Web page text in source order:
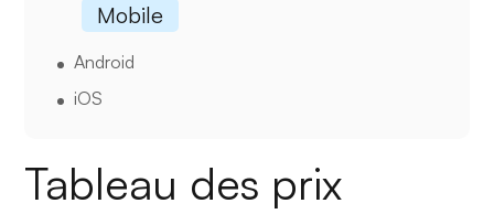
Mobile
Android
iOS
Tableau des prix